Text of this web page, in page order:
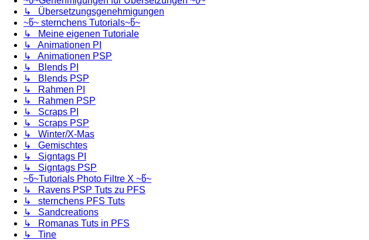
↳ Übersetzungsgenehmigungen
~წ~ sternchens Tutorials~წ~
↳ Meine eigenen Tutoriale
↳ Animationen PI
↳ Animationen PSP
↳ Blends PI
↳ Blends PSP
↳ Rahmen PI
↳ Rahmen PSP
↳ Scraps PI
↳ Scraps PSP
↳ Winter/X-Mas
↳ Gemischtes
↳ Signtags PI
↳ Signtags PSP
~წ~Tutorials Photo Filtre X ~წ~
↳ Ravens PSP Tuts zu PFS
↳ sternchens PFS Tuts
↳ Sandcreations
↳ Romanas Tuts in PFS
↳ Tine